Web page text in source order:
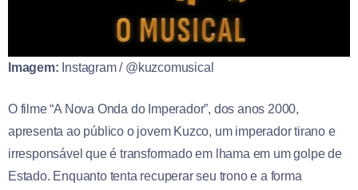
Imagem: Instagram / @kuzcomusical
O filme “A Nova Onda do Imperador”, dos anos 2000,
apresenta ao público o jovem Kuzco, um imperador tirano e
irresponsável que é transformado em lhama em um golpe de
Estado. Enquanto tenta recuperar seu trono e a forma